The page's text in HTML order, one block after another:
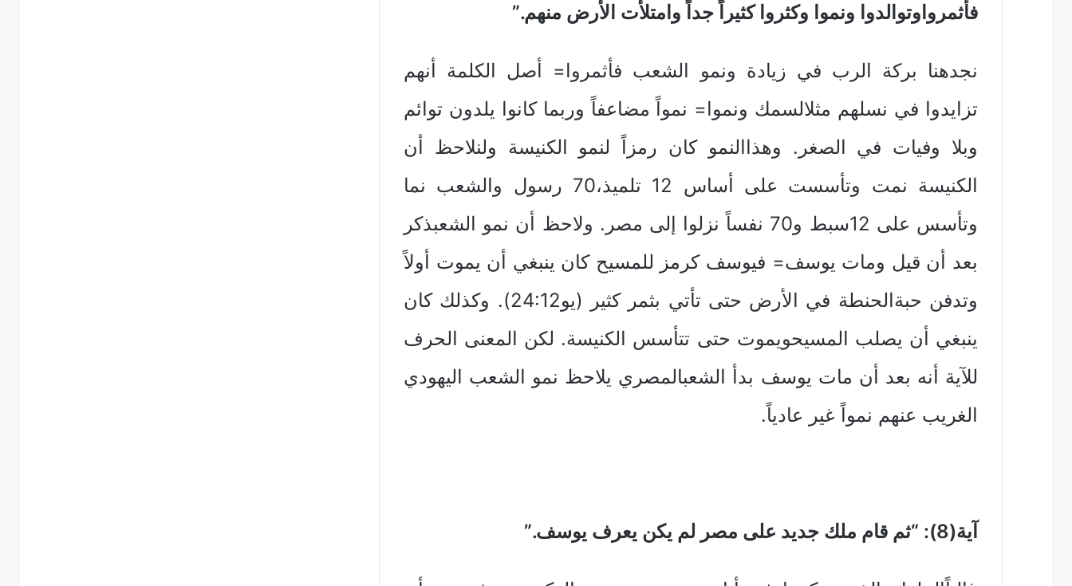
فأثمرواوتوالدوا ونموا وكثروا كثيراً جداً وامتلأت الأرض منهم.”
نجدهنا بركة الرب في زيادة ونمو الشعب فأثمروا= أصل الكلمة أنهم
تزايدوا في نسلهم مثلالسمك ونموا= نمواً مضاعفاً وربما كانوا يلدون توائم
وبلا وفيات في الصغر. وهذاالنمو كان رمزاً لنمو الكنيسة ولنلاحظ أن
الكنيسة نمت وتأسست على أساس 12 تلميذ،70 رسول والشعب نما
وتأسس على 12سبط و70 نفساً نزلوا إلى مصر. ولاحظ أن نمو الشعبذكر
بعد أن قيل ومات يوسف= فيوسف كرمز للمسيح كان ينبغي أن يموت أولاً
وتدفن حبةالحنطة في الأرض حتى تأتي بثمر كثير (يو24:12). وكذلك كان
ينبغي أن يصلب المسيحويموت حتى تتأسس الكنيسة. لكن المعنى الحرف
للآية أنه بعد أن مات يوسف بدأ الشعبالمصري يلاحظ نمو الشعب اليهودي
الغريب عنهم نمواً غير عادياً.
آية(8): “ثم قام ملك جديد على مصر لم يكن يعرف يوسف.”